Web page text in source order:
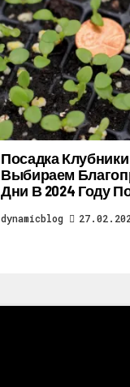
Посадка
Выбираем
Дни В 2024 Году
dynamicblog